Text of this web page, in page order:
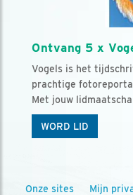
Ontvang 5 x
Vogels is het
prachtige
Met jouw
WORD LID
Onze sites Mijn